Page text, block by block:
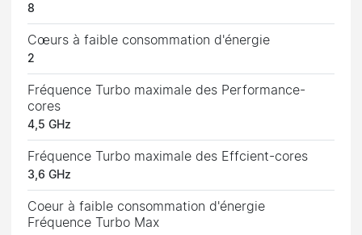
8
Cœurs à faible consommation d'énergie
2
Fréquence Turbo maximale des Performance-
cores
4,5 GHz
Fréquence Turbo maximale des Effcient-cores
3,6 GHz
Coeur à faible consommation d'énergie
Fréquence Turbo Max